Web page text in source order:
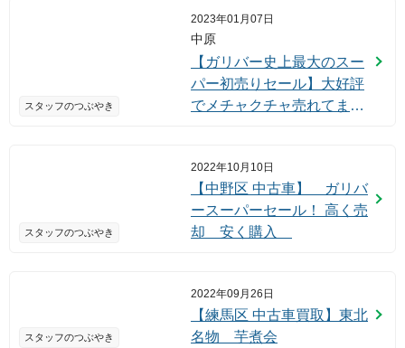
スタッフのつぶやき
2023年01月07日
中原
【ガリバー史上最大のスー
パー初売りセール】大好評
でメチャクチャ売れてま
スタッフのつぶやき
2022年10月10日
【中野区 中古車】 ガリバ
ースーパーセール！ 高く売
却 安く購入
スタッフのつぶやき
2022年09月26日
【練馬区 中古車買取】東北
名物 芋煮会